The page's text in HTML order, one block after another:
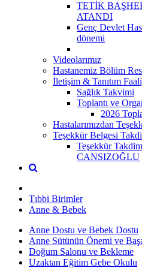
TETİK
ATANDI
Genç Devlet
dönemi
Videolarımız
Hastanemiz Bölüm
İletişim & Tanıtım
Sağlık Takvimi
Toplantı ve
2026
Hastalarımızdan
Teşekkür Belgesi
Teşekkür
CANSIZOĞLU
Tıbbi Birimler
Anne & Bebek
Anne Dostu ve Bebek Dostu
Anne Sütünün Önemi ve
Doğum Salonu ve Bekleme
Uzaktan Eğitim Gebe Okulu